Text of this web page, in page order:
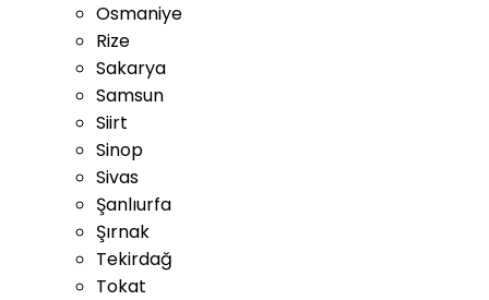
Osmaniye
Rize
Sakarya
Samsun
Siirt
Sinop
Sivas
Şanlıurfa
Şırnak
Tekirdağ
Tokat